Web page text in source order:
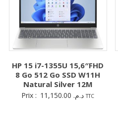
HP 15 i7-1355U 15,6″FHD
8 Go 512 Go SSD W11H
Natural Silver 12M
Prix : د.م. TTC